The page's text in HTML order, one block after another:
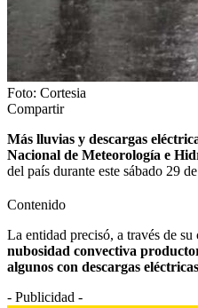
Foto: Cortesia
Compartir
Más lluvias y descargas
Nacional de Meteorología e
del país durante este sábado 29
Contenido
La entidad precisó, a través de
nubosidad convectiva
algunos con descargas
- Publicidad -